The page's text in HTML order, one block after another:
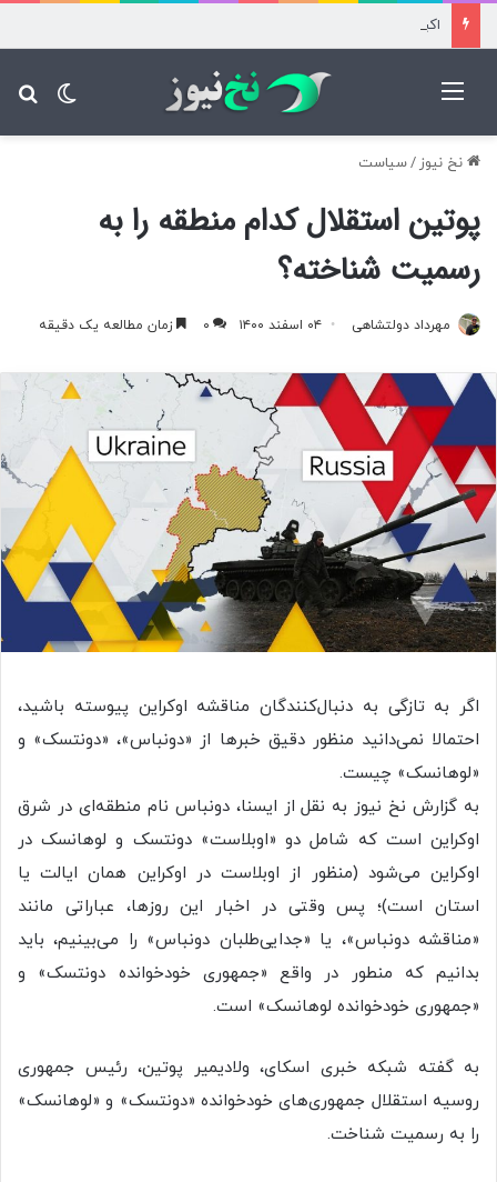
اکبرپور: سهراب اسلحه‌ بدون فشنگ دارد/ رضاییان به خاطر پول آمد
نخ نیوز /سیاست
پوتین استقلال کدام منطقه را به
رسمیت شناخته؟
مهرداد دولتشاهی ۰۴ اسفند ۱۴۰۰ ۰ زمان مطالعه یک دقیقه
اگر به تازگی به دنبال‌کنندگان مناقشه اوکراین پیوسته باشید،
احتمالا نمی‌دانید منظور دقیق خبرها از «دونباس»، «دونتسک» و
«لوهانسک» چیست.
به گزارش نخ نیوز به نقل از ایسنا، دونباس نام منطقه‌ای در شرق
اوکراین است که شامل دو «اوبلاست» دونتسک و لوهانسک در
اوکراین می‌شود (منظور از اوبلاست در اوکراین همان ایالت یا
استان است)؛ پس وقتی در اخبار این روزها، عباراتی مانند
«مناقشه دونباس»، یا «جدایی‌طلبان دونباس» را می‌بینیم، باید
بدانیم که منطور در واقع «جمهوری خودخوانده دونتسک» و
«جمهوری خودخوانده لوهانسک» است.
به گفته شبکه خبری اسکای، ولادیمیر پوتین، رئیس جمهوری
روسیه استقلال جمهوری‌های خودخوانده «دونتسک» و «لوهانسک»
را به رسمیت شناخت.